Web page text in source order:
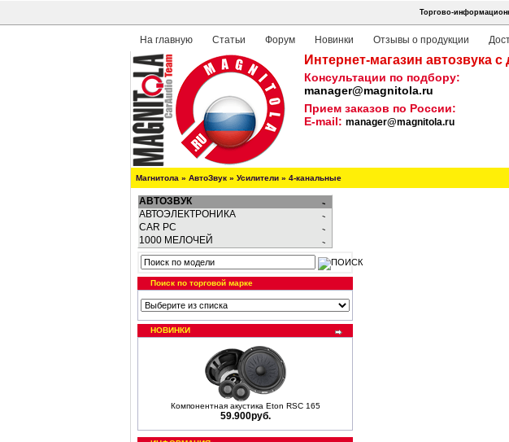
Торгово-
На главную Статьи Форум Новинки Отзывы о продукции
Интернет-магазин автозвука
Консультации по подбору:
manager@magnitola.ru
Прием заказов по России:
E-mail: manager@magnitola.ru
Магнитола » АвтоЗвук » Усилители » 4-канальные
АВТОЗВУК
АВТОЭЛЕКТРОНИКА
CAR PC
1000 МЕЛОЧЕЙ
Поиск по торговой марке
НОВИНКИ
Компонентная акустика Eton RSC 165
59.900руб.